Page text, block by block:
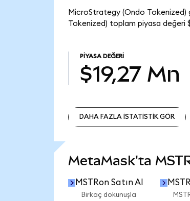
MicroStrategy (Ondo Tokenized)
Tokenized) toplam piyasa değeri
PIYASA DEĞERI
$19,27 Mn
DAHA FAZLA İSTATİSTİK GÖR
MetaMask'ta
MSTRon Satın Al
Birkaç dokunuşla